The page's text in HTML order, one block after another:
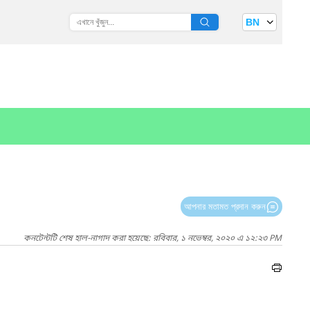
BN
আপনার মতামত প্রদান করুন
কনটেন্টটি শেষ হাল-নাগাদ করা হয়েছে: রবিবার, ১ নভেম্বর, ২০২০ এ ১২:২৩ PM